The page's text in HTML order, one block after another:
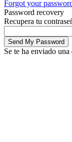
Forgot your
Password recovery
Recupera tu
Se te ha enviado